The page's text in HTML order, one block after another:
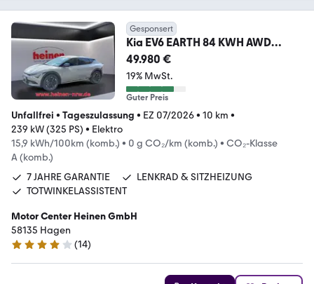
Gesponsert
Kia EV6 EARTH 84 KWH AWD
COMFORT DRIVE VIEW WP NAVI
49.980 €
19% MwSt.
Guter Preis
Unfallfrei • Tageszulassung • EZ 07/2026• 10 km •
239 kW (325 PS) • Elektro
15,9 kWh/100km (komb.) • 0 g CO₂/km (komb.) • CO₂-Klasse
A (komb.)
7 JAHRE GARANTIE
LENKRAD & SITZHEIZUNG
TOTWINKELASSISTENT
Motor Center Heinen GmbH
58135 Hagen
4 Sterne
(14)